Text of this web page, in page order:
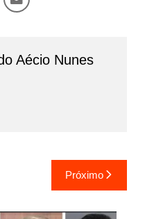
Aécio Nunes
Próximo